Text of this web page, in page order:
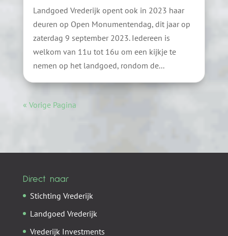
Landgoed Vrederijk opent ook in 2023 haar
deuren op Open Monumentendag, dit jaar op
zaterdag 9 september 2023. Iedereen is
welkom van 11u tot 16u om een kijkje te
nemen op het landgoed, rondom de...
« Vorige Pagina
Direct naar
Stichting Vrederijk
Landgoed Vrederijk
Vrederijk Investments